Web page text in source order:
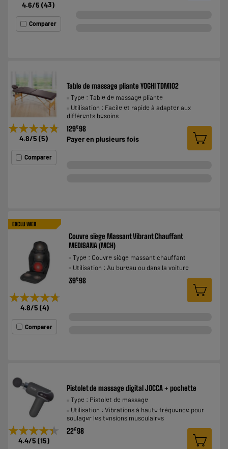
4.6/5 (43)
Comparer
★★★★★
★★★★★
4.8/5 (5)
Comparer
Table de massage pliante YOGHI TDM102
Type : Table de massage pliante
Utilisation : Facile et rapide à adapter aux
différents besoins
129€98
Payer en plusieurs fois
EXCLU WEB
★★★★★
★★★★★
4.8/5 (4)
Comparer
Couvre siège Massant Vibrant Chauffant
MEDISANA (MCH)
Type : Couvre siège massant chauffant
Utilisation : Au bureau ou dans la voiture
39€98
★★★★★
★★★★★
4.4/5 (15)
Pistolet de massage digital JOCCA + pochette
Type : Pistolet de massage
Utilisation : Vibrations à haute fréquence pour
soulager les tensions musculaires
22€98